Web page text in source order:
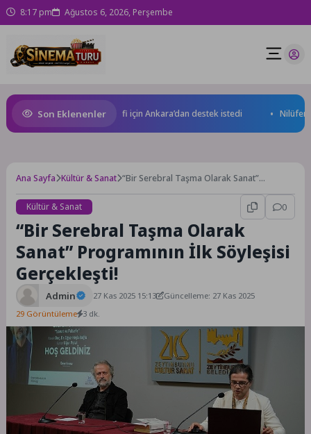
8:17 pm Ağustos 6, 2026, Perşembe
Son Eklenenler
milyar dolar ihracat hedefi için Ankara’dan destek istedi Nilüfer’de
Ana Sayfa Kültür & Sanat “Bir Serebral Taşma Olarak Sanat”
Kültür & Sanat
0
“Bir Serebral Taşma Olarak
Sanat” Programının İlk Söyleşisi
Gerçekleşti!
Admin 27 Kas 2025 15:13
Güncelleme: 27 Kas 2025
29 Görüntüleme 3 dk.